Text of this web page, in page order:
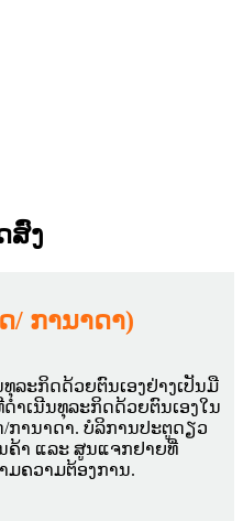
ສົ່ງ
/ ການາດາ)
ລະກິດດ້ວຍຕົນເອງຢ່າງເປັນມື
ຳເນີນທຸລະກິດດ້ວຍຕົນເອງໃນ
/ການາດາ. ບໍລິການປະຕູດຽວ
ຄ້າ ແລະ ສູນແຈກຢາຍທີ່
ຄວາມຕ້ອງການ.